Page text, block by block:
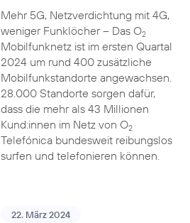
Mehr 5G, Netzverdichtung mit 4G,
weniger Funklöcher – Das O2
Mobilfunknetz ist im ersten Quartal
2024 um rund 400 zusätzliche
Mobilfunkstandorte angewachsen.
28.000 Standorte sorgen dafür,
dass die mehr als 43 Millionen
Kund:innen im Netz von O2
Telefónica bundesweit reibungslos
surfen und telefonieren können.
22. März 2024